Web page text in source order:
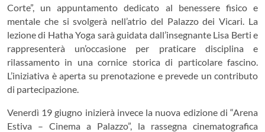
Corte”, un appuntamento dedicato al benessere fisico e
mentale che si svolgerà nell’atrio del Palazzo dei Vicari. La
lezione di Hatha Yoga sarà guidata dall’insegnante Lisa Berti e
rappresenterà un’occasione per praticare disciplina e
rilassamento in una cornice storica di particolare fascino.
L’iniziativa è aperta su prenotazione e prevede un contributo
di partecipazione.
Venerdì 19 giugno inizierà invece la nuova edizione di “Arena
Estiva – Cinema a Palazzo”, la rassegna cinematografica